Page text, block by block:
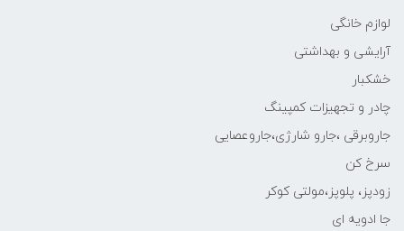
لوازم خانگی
آرایشی و بهداشتی
خشکبار
چادر و تجهیزات کمپینگ
جاروبرقی ،جارو شارژی،جاروعصایی
سرخ کن
زودپز، پلوپز،مولتی کوکر
جا ادویه ای